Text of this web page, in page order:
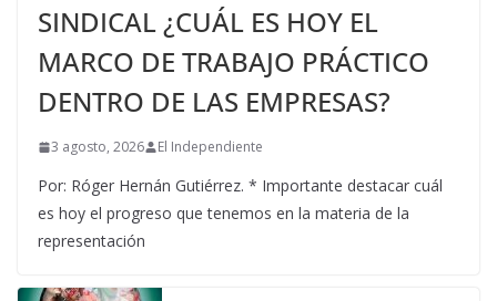
SINDICAL ¿CUÁL ES HOY EL
MARCO DE TRABAJO PRÁCTICO
DENTRO DE LAS EMPRESAS?
3 agosto, 2026 El Independiente
Por: Róger Hernán Gutiérrez. * Importante destacar cuál
es hoy el progreso que tenemos en la materia de la
representación